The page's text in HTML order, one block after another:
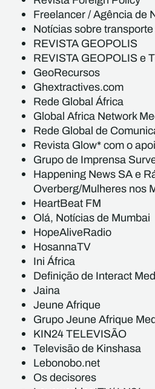
Freelancer / Agência de
Notícias sobre
REVISTA GEOPOLIS
REVISTA GEOPOLIS e
GeoRecursos
Ghextractives.com
Rede Global África
Global Africa Network
Rede Global de
Revista Glow* com o
Grupo de Imprensa
Happening News SA e
Overberg/Mulheres nos
HeartBeat FM
Olá, Notícias de Mumbai
HopeAliveRadio
HosannaTV
Ini África
Definição de Interact
Jaina
Jeune Afrique
Grupo Jeune Afrique
KIN24 TELEVISÃO
Televisão de Kinshasa
Lebonobo.net
Os decisores